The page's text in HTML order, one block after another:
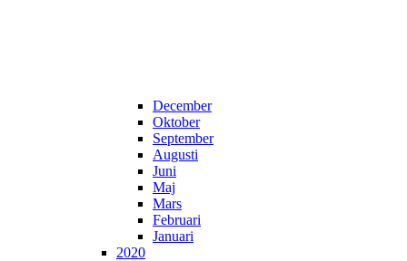
December
Oktober
September
Augusti
Juni
Maj
Mars
Februari
Januari
2020